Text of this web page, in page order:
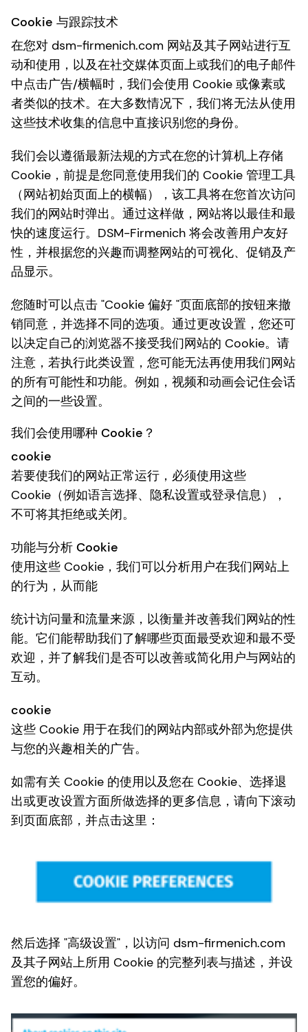
Cookie 与跟踪技术
在您对 dsm-firmenich.com 网站及其子网站进行互
动和使用，以及在社交媒体页面上或我们的电子邮件
中点击广告/横幅时，我们会使用 Cookie 或像素或
者类似的技术。在大多数情况下，我们将无法从使用
这些技术收集的信息中直接识别您的身份。
我们会以遵循最新法规的方式在您的计算机上存储
Cookie，前提是您同意使用我们的 Cookie 管理工具
（网站初始页面上的横幅），该工具将在您首次访问
我们的网站时弹出。通过这样做，网站将以最佳和最
快的速度运行。DSM-Firmenich 将会改善用户友好
性，并根据您的兴趣而调整网站的可视化、促销及产
品显示。
您随时可以点击 "Cookie 偏好 "页面底部的按钮来撤
销同意，并选择不同的选项。通过更改设置，您还可
以决定自己的浏览器不接受我们网站的 Cookie。请
注意，若执行此类设置，您可能无法再使用我们网站
的所有可能性和功能。例如，视频和动画会记住会话
之间的一些设置。
我们会使用哪种 Cookie？
cookie
若要使我们的网站正常运行，必须使用这些
Cookie（例如语言选择、隐私设置或登录信息），
不可将其拒绝或关闭。
功能与分析 Cookie
使用这些 Cookie，我们可以分析用户在我们网站上
的行为，从而能
统计访问量和流量来源，以衡量并改善我们网站的性
能。它们能帮助我们了解哪些页面最受欢迎和最不受
欢迎，并了解我们是否可以改善或简化用户与网站的
互动。
cookie
这些 Cookie 用于在我们的网站内部或外部为您提供
与您的兴趣相关的广告。
如需有关 Cookie 的使用以及您在 Cookie、选择退
出或更改设置方面所做选择的更多信息，请向下滚动
到页面底部，并点击这里：
然后选择 "高级设置"，以访问 dsm-firmenich.com
及其子网站上所用 Cookie 的完整列表与描述，并设
置您的偏好。